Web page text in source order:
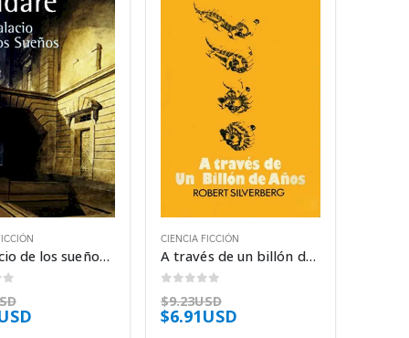
El palacio de los sueños – Ismail Kadaré
CIENCIA FICCIÓN
A través de un billón de años – Robert Silverberg
$9.23USD
$6.91USD